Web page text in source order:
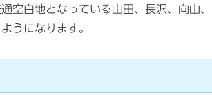
空白地となっている山田、長沢、向山
うになります。